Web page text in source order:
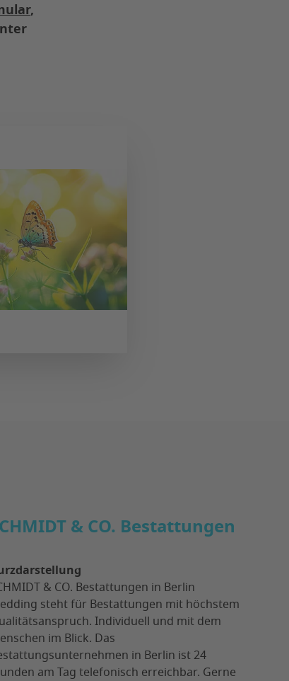
,
& CO. Bestattungen
& CO. Bestattungen in Berlin
steht für Bestattungen mit höchstem
Individuell und mit dem
im Blick. Das
in Berlin ist 24
am Tag telefonisch erreichbar. Gerne